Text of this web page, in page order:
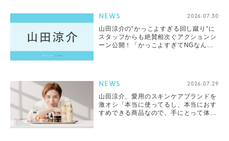
NEWS 2026.07.30
山田涼介の“かっこよすぎる回し蹴り”に
スタッフからも絶賛相次ぐアクションシ
ーン公開！「かっこよすぎてNGなんて
NEWS 2026.07.29
山田涼介、愛用のスキンケアブランドを
激オシ「本当に使ってるし、本当におす
すめできる商品なので、手にとって体感